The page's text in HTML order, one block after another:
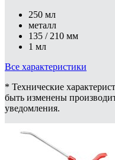
250 мл
металл
135 / 210 мм
1 мл
Все характеристики
* Технические
быть изменены
уведомления.